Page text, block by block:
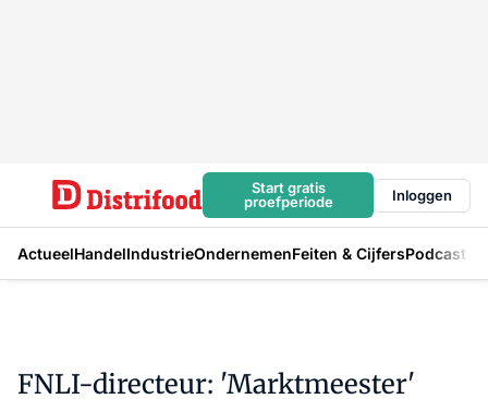
Start gratis
proefperiode
Inloggen
ActueelHandelIndustrieOndernemenFeiten & CijfersPodcast
FNLI-directeur: 'Marktmeester'